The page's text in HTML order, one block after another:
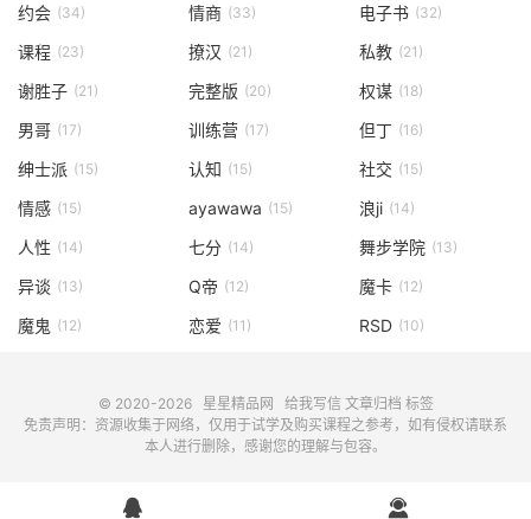
约会 (34) 情商 (33) 电子书 (32)
课程 (23) 撩汉 (21) 私教 (21)
谢胜子 (21) 完整版 (20) 权谋 (18)
男哥 (17) 训练营 (17) 但丁 (16)
绅士派 (15) 认知 (15) 社交 (15)
情感 (15) ayawawa (15) 浪ji (14)
人性 (14) 七分 (14) 舞步学院 (13)
异谈 (13) Q帝 (12) 魔卡 (12)
魔鬼 (12) 恋爱 (11) RSD (10)
© 2020-2026 星星精品网 给我写信 文章归档 标签
免责声明：资源收集于网络，仅用于试学及购买课程之参考，如有侵权请联系
本人进行删除，感谢您的理解与包容。
 